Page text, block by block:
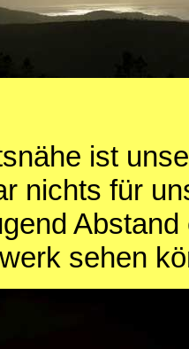
ist
nichts für
sehen